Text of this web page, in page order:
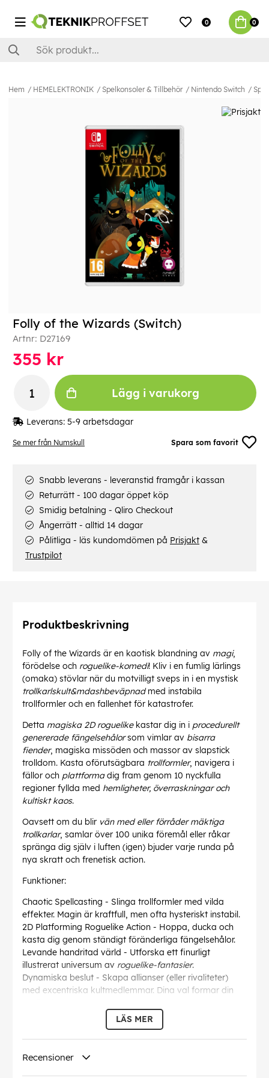
0 0
Hem HEMELEKTRONIK Spelkonsoler & Tillbehör Nintendo Switch Spel
Se mer från Numskull Spara som favorit
Folly of the Wizards (Switch)
Artnr: D27169
355 kr
Lägg i varukorg
Leverans: 5-9 arbetsdagar
Snabb leverans - leveranstid framgår i kassan
Returrätt - 100 dagar öppet köp
Smidig betalning - Qliro Checkout
Ångerrätt - alltid 14 dagar
Pålitliga - läs kundomdömen på Prisjakt &
Trustpilot
Produktbeskrivning
Folly of the Wizards är en kaotisk blandning av magi,
förödelse och roguelike-komedi! Kliv i en fumlig lärlings
(omaka) stövlar när du motvilligt sveps in i en mystisk
trollkarlskult&mdashbeväpnadmed instabila
trollformler och en fallenhet för katastrofer.
Detta magiska 2D roguelikekastar dig in i procedurellt
genererade fängelsehålorsom vimlar av bisarra
fiender, magiska missöden och massor av slapstick
trolldom. Kasta oförutsägbara trollformler, navigera i
fällor och plattformadig fram genom 10 nyckfulla
regioner fyllda med hemligheter, överraskningar och
kultiskt kaos.
Oavsett om du blir vän med eller förråder mäktiga
trollkarlar, samlar över 100 unika föremål eller råkar
spränga dig själv i luften (igen) bjuder varje runda på
nya skratt och frenetisk action.
Funktioner:
Chaotic Spellcasting - Slinga trollformler med vilda
effekter. Magin är kraftfull, men ofta hysteriskt instabil.
2D Platforming Roguelike Action - Hoppa, ducka och
kasta dig genom ständigt föränderliga fängelsehålor.
Levande handritad värld - Utforska ett finurligt
illustrerat universum av roguelike-fantasier.
Dynamiska beslut - Skapa allianser (eller rivaliteter)
med excentriska kultmedlemmar. Dina val formar din
Oändlig återspelbarhet - Medprocedurell generering
slumpmässig loot och ständigt skiftande möten är
ingen körning den andra lik.
Gör dig redo att skratta, dö, försöka igen och
omfamna dårskapen. Folly of the Wizards -indie
LÄS MER
Recensioner